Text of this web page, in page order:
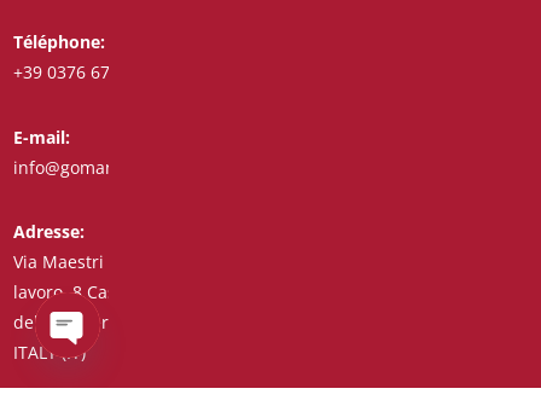
Téléphone:
+39 0376 671780
E-mail:
info@goman.it
Adresse:
Via Maestri del
lavoro, 8 Castiglione
delle Stiviere 46043
ITALY (IT)
Open
chaty